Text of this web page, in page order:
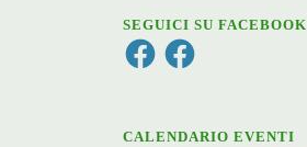
SEGUICI SU FACEBOOK
FacebookFacebook
CALENDARIO EVENTI